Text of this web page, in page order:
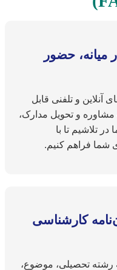
میانه، حضور
آنلاین و تلفنی قابل
مشاوره و تحویل مدارک،
تلاشیم تا با
شما فراهم کنیم.
کارشناسی
رشته تحصیلی، موضوع،